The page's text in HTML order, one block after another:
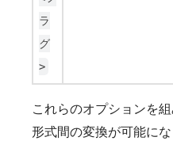
ラ
グ
>
これらのオプションを
形式間の変換が可能にな